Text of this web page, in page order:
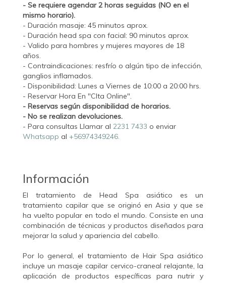
- Se requiere agendar 2 horas seguidas (NO en el
mismo horario).
- Duración masaje: 45 minutos aprox.
- Duración head spa con facial: 90 minutos aprox.
- Valido para hombres y mujeres mayores de 18
años.
- Contraindicaciones: resfrío o algún tipo de infección,
ganglios inflamados.
- Disponibilidad: Lunes a Viernes de 10:00 a 20:00 hrs.
- Reservar Hora En "CIta Online".
- Reservas según disponibilidad de horarios.
- No se realizan devoluciones.
- Para consultas Llamar al 2231 7433 o enviar
Whatsapp al +56974349246.
Información
El tratamiento de Head Spa asiático es un
tratamiento capilar que se originó en Asia y que se
ha vuelto popular en todo el mundo. Consiste en una
combinación de técnicas y productos diseñados para
mejorar la salud y apariencia del cabello.
Por lo general, el tratamiento de Hair Spa asiático
incluye un masaje capilar cervico-craneal relajante, la
aplicación de productos específicas para nutrir y